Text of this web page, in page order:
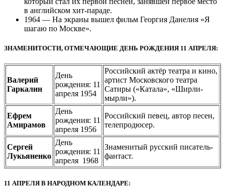
в английском хит-параде.
1964 — На экраны вышел фильм Георгия Данелия «Я
шагаю по Москве».
ЗНАМЕНИТОСТИ, ОТМЕЧАЮЩИЕ ДЕНЬ РОЖДЕНИЯ 11 АПРЕЛЯ:
Валерий
Гаркалин
День
рождения: 11
апреля 1954
Российский актёр театра и кино,
артист Московского театра
Сатиры («Катала», «Ширли-
мырли»).
Ефрем
Амирамов
День
рождения: 11
апреля 1956
Российский певец, автор песен,
телепродюсер.
Сергей
Лукьяненко
День
рождения: 11
апреля 1968
Знаменитый русский писатель-
фантаст.
11 АПРЕЛЯ В НАРОДНОМ КАЛЕНДАРЕ: